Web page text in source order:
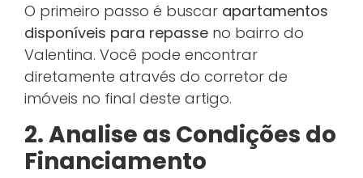
O primeiro passo é buscar apartamentos
disponíveis para repasse no bairro do
Valentina. Você pode encontrar
diretamente através do corretor de
imóveis no final deste artigo.
2. Analise as Condições do
Financiamento